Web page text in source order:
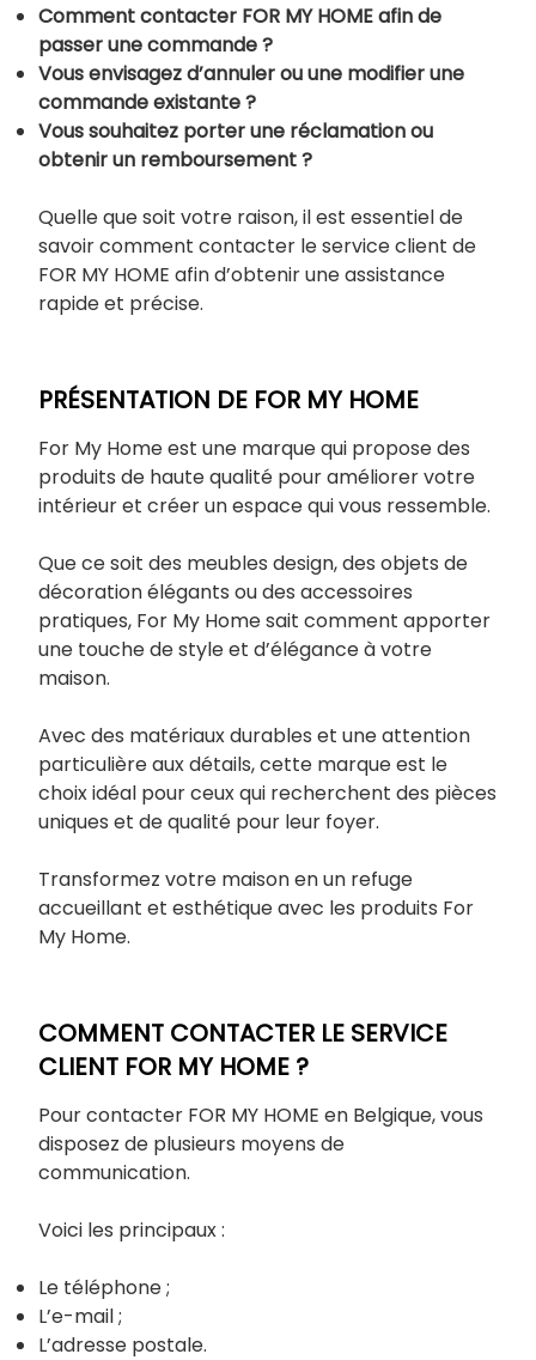
Comment contacter FOR MY HOME afin de
passer une commande ?
Vous envisagez d’annuler ou une modifier une
commande existante ?
Vous souhaitez porter une réclamation ou
obtenir un remboursement ?
Quelle que soit votre raison, il est essentiel de
savoir comment contacter le service client de
FOR MY HOME afin d’obtenir une assistance
rapide et précise.
PRÉSENTATION DE FOR MY HOME
For My Home est une marque qui propose des
produits de haute qualité pour améliorer votre
intérieur et créer un espace qui vous ressemble.
Que ce soit des meubles design, des objets de
décoration élégants ou des accessoires
pratiques, For My Home sait comment apporter
une touche de style et d’élégance à votre
maison.
Avec des matériaux durables et une attention
particulière aux détails, cette marque est le
choix idéal pour ceux qui recherchent des pièces
uniques et de qualité pour leur foyer.
Transformez votre maison en un refuge
accueillant et esthétique avec les produits For
My Home.
COMMENT CONTACTER LE SERVICE
CLIENT FOR MY HOME ?
Pour contacter FOR MY HOME en Belgique, vous
disposez de plusieurs moyens de
communication.
Voici les principaux :
Le téléphone ;
L’e-mail ;
L’adresse postale.